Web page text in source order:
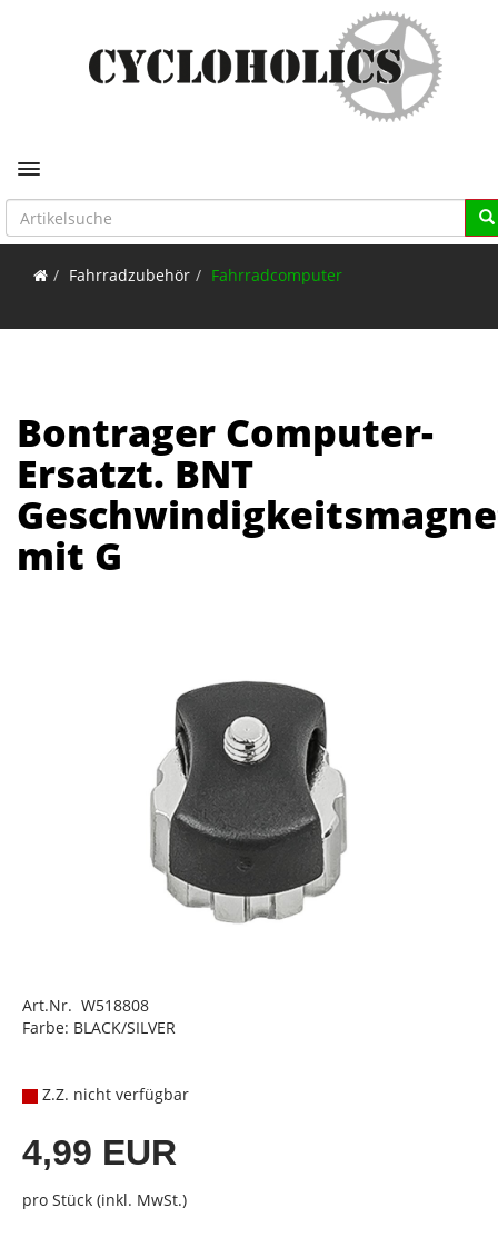
Toggle navigation
Fahrradzubehör Fahrradcomputer
Bontrager Computer-
Ersatzt. BNT
mit G
Art.Nr. W518808
Farbe: BLACK/SILVER
Z.Z. nicht verfügbar
4,99 EUR
pro Stück (inkl. MwSt.)